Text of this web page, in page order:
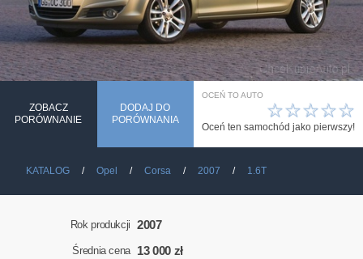
ZOBACZ
PORÓWNANIE
DODAJ DO
PORÓWNANIA
OCEŃ TO AUTO
☆
☆
☆
☆
☆
Oceń ten samochód jako pierwszy!
KATALOG Opel Corsa 2007 1.6T
Rok produkcji 2007
Średnia cena 13 000 zł